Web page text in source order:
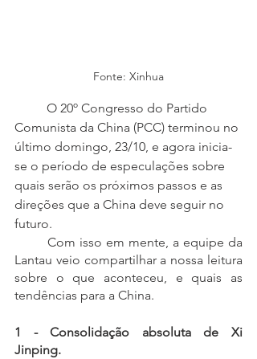
Fonte: Xinhua
Comunista da China (PCC) terminou no
último domingo, 23/10, e agora inicia-
se o período de especulações sobre
quais serão os próximos passos e as
direções que a China deve seguir no
futuro.
Lantau veio compartilhar a nossa leitura
sobre o que aconteceu, e quais as
tendências para a China.
1 - Consolidação absoluta de Xi
Jinping.